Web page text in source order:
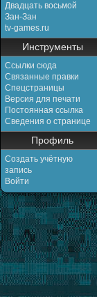
Двадцать восьмой
Зан-Зан
tv-games.ru
Инструменты
Ссылки сюда
Связанные правки
Спецстраницы
Версия для печати
Постоянная ссылка
Сведения о странице
Профиль
Создать учётную
запись
Войти